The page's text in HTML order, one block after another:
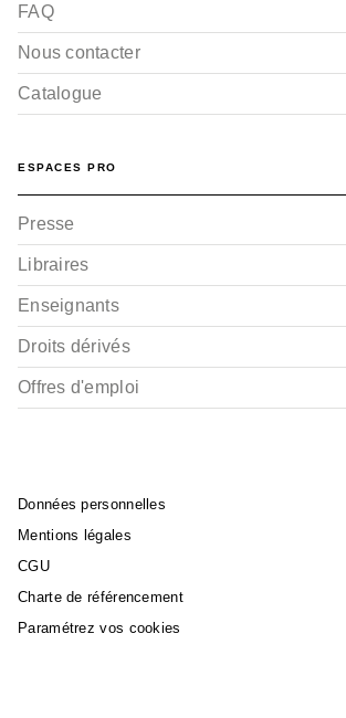
FAQ
Nous contacter
Catalogue
ESPACES PRO
Presse
Libraires
Enseignants
Droits dérivés
Offres d'emploi
Données personnelles
Mentions légales
CGU
Charte de référencement
Paramétrez vos cookies